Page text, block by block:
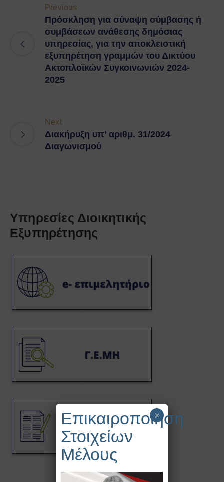
Previous
Πρόσκληση για σύναψη σύμβασης ή
συμβάσεων ανάθεσης δημόσιας
υπηρεσίας, για την αποκλειστική
εξυπηρέτηση γραμμών του Δικτύου
Ακτοπλοϊκών Συγκοινωνιών 2024-
2025
Next
Διακήρυξη υπ’ αριθμ. 31/2024
Διαγωνισμού
Υπηρεσίες Διοικητικής
Εξυπηρέτησης
Επικαιροποίηση
Στοιχείων
Μέλους
×